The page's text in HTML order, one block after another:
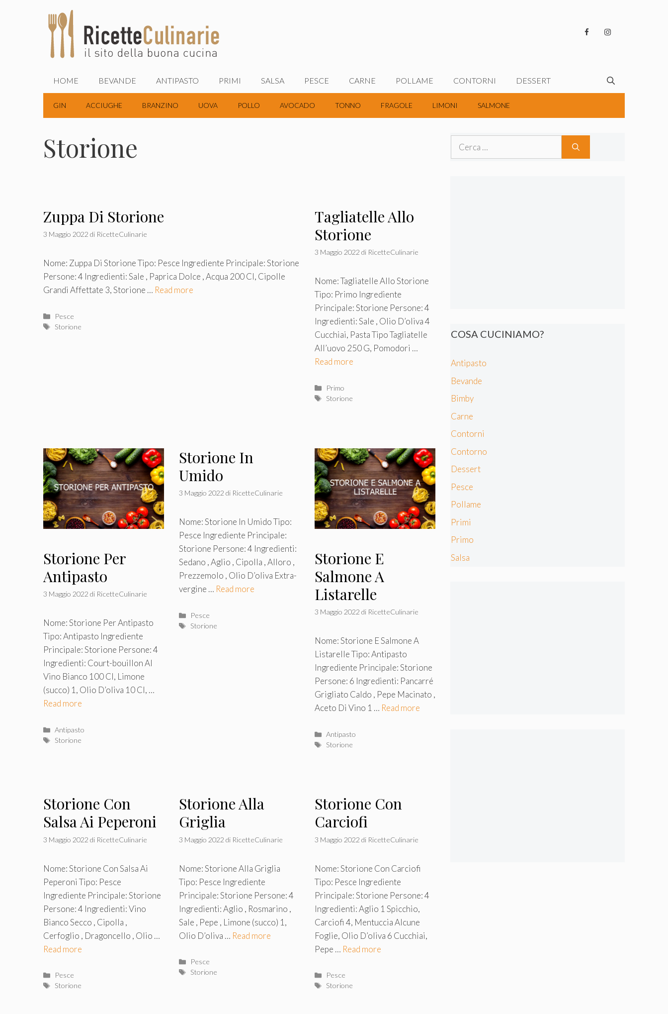
HOME BEVANDE ANTIPASTO PRIMI SALSA PESCE CARNE POLLAME CONTORNI DESSERT
GIN ACCIUGHE BRANZINO UOVA POLLO AVOCADO TONNO FRAGOLE LIMONI SALMONE
Storione
Zuppa Di Storione
3 Maggio 2022 di RicetteCulinarie
Nome: Zuppa Di Storione Tipo: Pesce Ingrediente Principale: Storione
Persone: 4 Ingredienti: Sale , Paprica Dolce , Acqua 200 Cl, Cipolle
Grandi Affettate 3, Storione … Read more
Categorie
Pesce
Tag
Storione
Tagliatelle Allo
Storione
3 Maggio 2022 di RicetteCulinarie
Nome: Tagliatelle Allo Storione
Tipo: Primo Ingrediente
Principale: Storione Persone: 4
Ingredienti: Sale , Olio D’oliva 4
Cucchiai, Pasta Tipo Tagliatelle
All’uovo 250 G, Pomodori …
Read more
Categorie
Primo
Tag
Storione
Storione Per
Antipasto
3 Maggio 2022 di RicetteCulinarie
Nome: Storione Per Antipasto
Tipo: Antipasto Ingrediente
Principale: Storione Persone: 4
Ingredienti: Court-bouillon Al
Vino Bianco 100 Cl, Limone
(succo) 1, Olio D’oliva 10 Cl, …
Read more
Categorie
Antipasto
Tag
Storione
Storione In
Umido
3 Maggio 2022 di RicetteCulinarie
Nome: Storione In Umido Tipo:
Pesce Ingrediente Principale:
Storione Persone: 4 Ingredienti:
Sedano , Aglio , Cipolla , Alloro ,
Prezzemolo , Olio D’oliva Extra-
vergine … Read more
Categorie
Pesce
Tag
Storione
Storione E
Salmone A
Listarelle
3 Maggio 2022 di RicetteCulinarie
Nome: Storione E Salmone A
Listarelle Tipo: Antipasto
Ingrediente Principale: Storione
Persone: 6 Ingredienti: Pancarré
Grigliato Caldo , Pepe Macinato ,
Aceto Di Vino 1 … Read more
Categorie
Antipasto
Tag
Storione
Storione Con
Salsa Ai Peperoni
3 Maggio 2022 di RicetteCulinarie
Nome: Storione Con Salsa Ai
Peperoni Tipo: Pesce
Ingrediente Principale: Storione
Persone: 4 Ingredienti: Vino
Bianco Secco , Cipolla ,
Cerfoglio , Dragoncello , Olio …
Read more
Categorie
Pesce
Tag
Storione
Storione Alla
Griglia
3 Maggio 2022 di RicetteCulinarie
Nome: Storione Alla Griglia
Tipo: Pesce Ingrediente
Principale: Storione Persone: 4
Ingredienti: Aglio , Rosmarino ,
Sale , Pepe , Limone (succo) 1,
Olio D’oliva … Read more
Categorie
Pesce
Tag
Storione
Storione Con
Carciofi
3 Maggio 2022 di RicetteCulinarie
Nome: Storione Con Carciofi
Tipo: Pesce Ingrediente
Principale: Storione Persone: 4
Ingredienti: Aglio 1 Spicchio,
Carciofi 4, Mentuccia Alcune
Foglie, Olio D’oliva 6 Cucchiai,
Pepe … Read more
Categorie
Pesce
Tag
Storione
Ricerca
COSA CUCINIAMO?
Antipasto
Bevande
Bimby
Carne
Contorni
Contorno
Dessert
Pesce
Pollame
Primi
Primo
Salsa